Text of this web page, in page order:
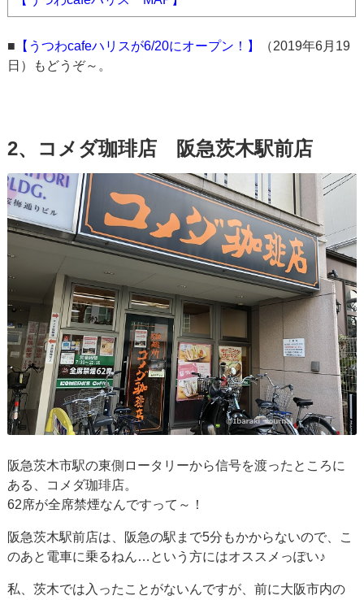
■ 【うつわcafeハリスが6/20にオープン！】
（2019年6月19
日）もどうぞ～。
2、コメダ珈琲店 阪急茨木駅前店
阪急茨木市駅の東側ロータリーから信号を渡ったところに
ある、コメダ珈琲店。
62席が全席禁煙なんですって～！
阪急茨木駅前店は、阪急の駅まで5分もかからないので、こ
のあと電車に乗るねん…という方にはオススメっぽい♪
私、茨木では入ったことがないんですが、前に大阪市内の